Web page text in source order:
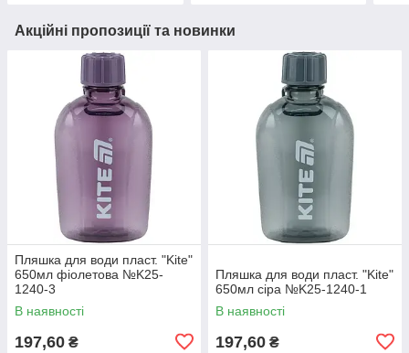
Акційні пропозиції та новинки
Пляшка для води пласт. "Kite"
650мл фіолетова №K25-
1240-3
В наявності
197,60 ₴
Пляшка для води пласт. "Kite"
650мл сіра №K25-1240-1
В наявності
197,60 ₴